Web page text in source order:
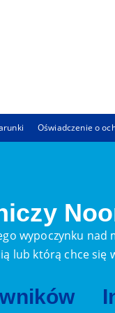
Oświadczenie o
wypoczynku
lub którą chce się